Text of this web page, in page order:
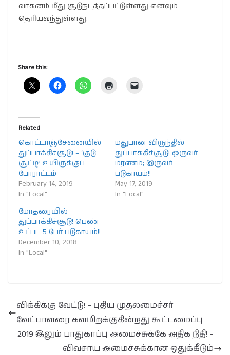
வாகனம் மீது சூடுநடத்தப்பட்டுள்ளது எனவும்
தெரியவந்துள்ளது.
Share this:
Related
கொட்டாஞ்சேனையில்
துப்பாக்கிச்சூடு! – ‘குடு
சூட்டி’ உயிருக்குப்
போராட்டம்
February 14, 2019
In "Local"
மதுபான விருந்தில்
துப்பாக்கிச்சூடு! ஒருவர்
மரணம்; இருவர்
படுகாயம்!!
May 17, 2019
In "Local"
மோதரையில்
துப்பாக்கிச்சூடு! பெண்
உட்பட 5 பேர் படுகாயம்!!
December 10, 2018
In "Local"
விக்கிக்கு வேட்டு! – புதிய முதலமைச்சர்
வேட்பாளரை களமிறக்குகின்றது கூட்டமைப்பு
2019 இலும் பாதுகாப்பு அமைச்சுக்கே அதிக நிதி! –
விவசாய அமைச்சுக்கான ஒதுக்கீடும்